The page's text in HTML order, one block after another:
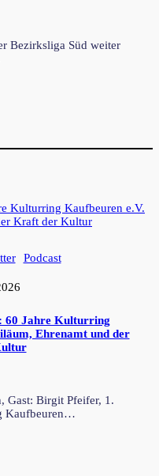
Bezirksliga Süd weiter
Podcast
60 Jahre Kulturring
Ehrenamt und der
Gast: Birgit Pfeifer, 1.
Kaufbeuren…